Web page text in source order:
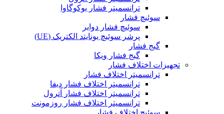
ترانسمیتر فشار یوکوگاوا
سوئیچ فشار
سوئیچ فشار دوایر
پرشر سوئیچ یونایتد الکتریک (UE)
گیج فشار
گیج فشار ویکا
تجهیزات اختلاف فشار
ترانسمیتر اختلاف فشار
ترانسمیتر اختلاف فشار دیفا
ترانسمیتر اختلاف فشار آترول
ترانسمیتر اختلاف فشار روزمونت
سوئیچ اختلاف فشار